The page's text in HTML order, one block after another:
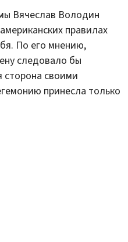
Вячеслав Володин
правилах
По его мнению,
следовало бы
сторона своими
принесла только